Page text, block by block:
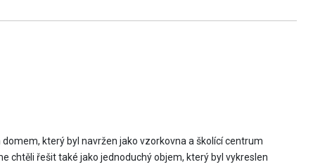
který byl navržen jako vzorkovna a školící centrum
chtěli řešit také jako jednoduchý objem, který byl vykreslen